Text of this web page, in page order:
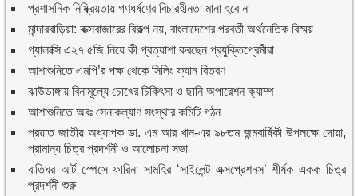
প্রশাসনিক নিষ্ক্রিয়তায় গণধর্ষণের বিচারহীনতা মানা হবে না
মান্দারবাড়িয়া: কক্সবাজারের বিকল্প নয়, বাংলাদেশের পরবর্তী অর্থনৈতিক বিস্ময়
গ্যালাক্সি এ২৭ ৫জি নিয়ে কী প্রত্যাশা করছেন প্রযুক্তিপ্রেমীরা
আশাশুনিতে এমপি’র পক্ষ থেকে সিলিং ফ্যান বিতরণ
ঝাউডাঙ্গায় বিনামূল্যে চোখের চিকিৎসা ও ছানি অপারেশন ক্যাম্প
আশাশুনিতে অবঃ সেনাকল্যাণ সংস্থার কমিটি গঠন
প্রয়াত জাতীয় অধ্যাপক ডা. এম আর খান-এর ৯৮তম জন্মবার্ষিকী উপলক্ষে দোয়া,
প্রামান্য চিত্র প্রদর্শনী ও আলোচনা সভা
বাতিঘর আর্ট স্পেসে ফারিনা সামহির ‘সাইলেন্ট এক্সপ্রেশনস’ শীর্ষক একক চিত্র
প্রদর্শনী শুরু